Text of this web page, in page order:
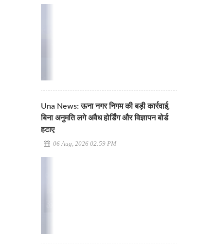
Una News: ऊना नगर निगम की बड़ी कार्रवाई,
बिना अनुमति लगे अवैध होर्डिंग और विज्ञापन बोर्ड
हटाए
06 Aug, 2026 02:59 PM